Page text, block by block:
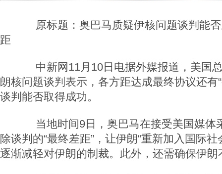
原标题：奥巴马质疑伊核问题谈判能否
距
中新网11月10日电据外媒报道，美国
朗核问题谈判表示，各方距达成最终协议还有
谈判能否取得成功。
当地时间9日，奥巴马在接受美国媒体
除谈判的“最终差距”，让伊朗“重新加入国际
逐渐减轻对伊朗的制裁。此外，还需确保伊